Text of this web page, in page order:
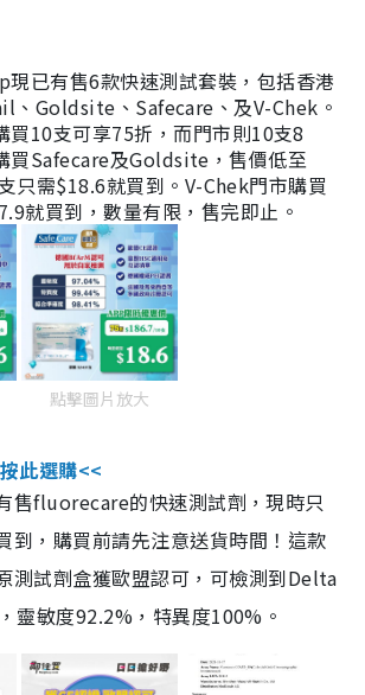
現已有售6款快速測試套裝，包括香港
、Goldsite、Safecare、及V-Chek。
買10支可享75折，而門市則10支8
買Safecare及Goldsite，售價低至
只需$18.6就買到。V-Chek門市購買
就買到，數量有限，售完即止。
點擊圖片放大
此選購<<
售fluorecare的快速測試劑，現時只
到，購買前請先注意送貨時間！這款
測試劑盒獲歐盟認可，可檢測到Delta
靈敏度92.2%，特異度100%。